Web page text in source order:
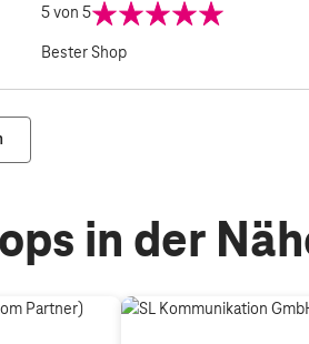
5von 5
Bester Shop
in der